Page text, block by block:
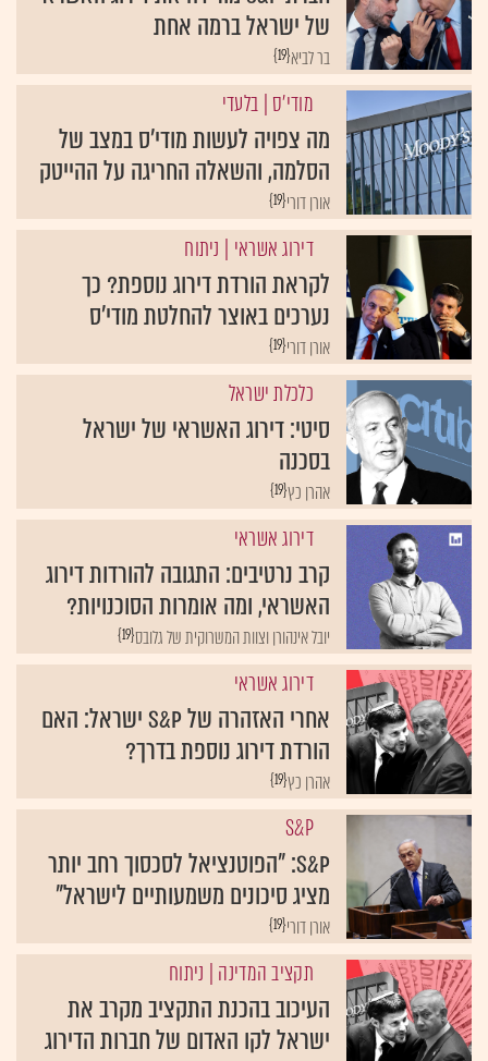
של ישראל ברמה אחת
{19}בר לביא
מודי'ס | בלעדי
מה צפויה לעשות מודי'ס במצב של
הסלמה, והשאלה החריגה על ההייטק
{19}אורן דורי
דירוג אשראי | ניתוח
לקראת הורדת דירוג נוספת? כך
נערכים באוצר להחלטת מודי'ס
{19}אורן דורי
כלכלת ישראל
סיטי: דירוג האשראי של ישראל
בסכנה
{19}אהרן כץ
דירוג אשראי
קרב נרטיבים: התגובה להורדות דירוג
האשראי, ומה אומרות הסוכנויות?
{19}יובל אינהורן וצוות המשרוקית של גלובס
דירוג אשראי
אחרי האזהרה של S&P ישראל: האם
הורדת דירוג נוספת בדרך?
{19}אהרן כץ
S&P
S&P: "הפוטנציאל לסכסוך רחב יותר
מציג סיכונים משמעותיים לישראל"
{19}אורן דורי
תקציב המדינה | ניתוח
העיכוב בהכנת התקציב מקרב את
ישראל לקו האדום של חברות הדירוג